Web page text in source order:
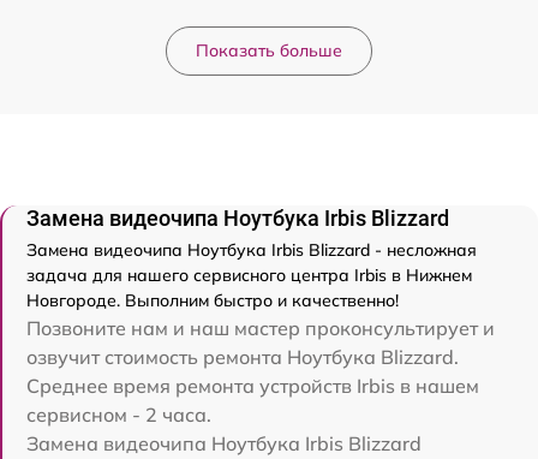
Показать больше
Замена видеочипа Ноутбука Irbis Blizzard
Замена видеочипа Ноутбука Irbis Blizzard - несложная
задача для нашего сервисного центра Irbis в Нижнем
Новгороде. Выполним быстро и качественно!
Позвоните нам и наш мастер проконсультирует и
озвучит стоимость ремонта Ноутбука Blizzard.
Среднее время ремонта устройств Irbis в нашем
сервисном - 2 часа.
Замена видеочипа Ноутбука Irbis Blizzard